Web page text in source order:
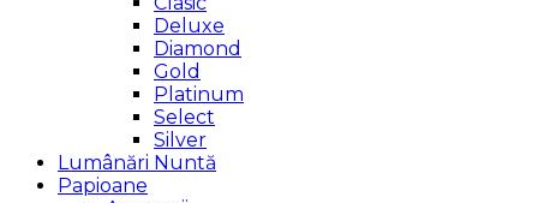
Deluxe
Diamond
Gold
Platinum
Select
Silver
Lumânări Nuntă
Papioane